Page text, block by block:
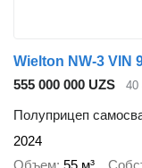
Wielton NW-3 VIN
555 000 000 UZS
40
Полуприцеп
2024
Объем 55 м³